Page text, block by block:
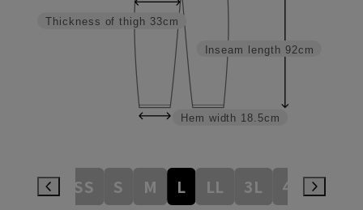
Inseam length 92cm
Hem width 18.5cm
Thickness of thigh 33cm
3S SS S M L LL 3L 4L